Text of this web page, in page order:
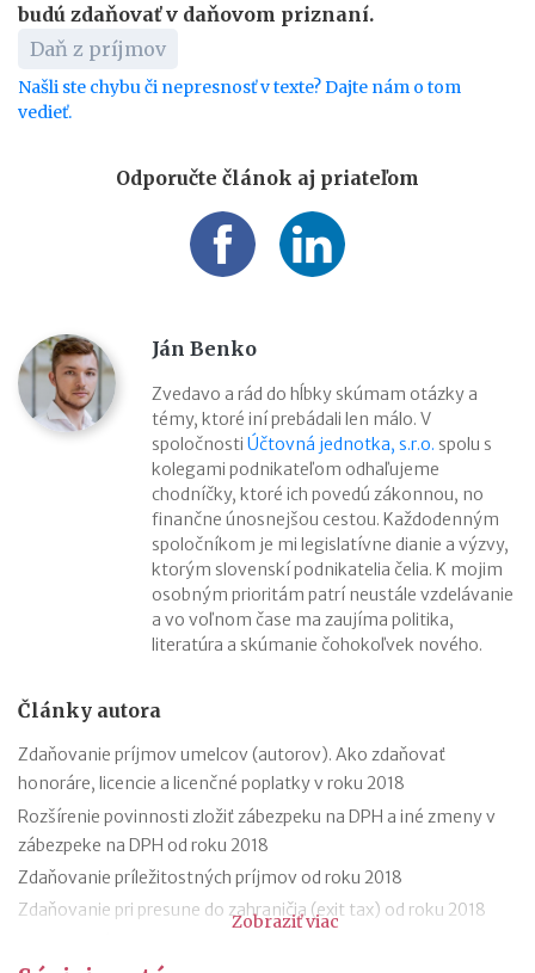
budú zdaňovať v daňovom priznaní.
Daň z príjmov
Našli ste chybu či nepresnosť v texte? Dajte nám o tom
vedieť.
Odporučte článok aj priateľom
Ján Benko
Zvedavo a rád do hĺbky skúmam otázky a
témy, ktoré iní prebádali len málo. V
spoločnosti Účtovná jednotka, s.r.o. spolu s
kolegami podnikateľom odhaľujeme
chodníčky, ktoré ich povedú zákonnou, no
finančne únosnejšou cestou. Každodenným
spoločníkom je mi legislatívne dianie a výzvy,
ktorým slovenskí podnikatelia čelia. K mojim
osobným prioritám patrí neustále vzdelávanie
a vo voľnom čase ma zaujíma politika,
literatúra a skúmanie čohokoľvek nového.
Články autora
Zdaňovanie príjmov umelcov (autorov). Ako zdaňovať
honoráre, licencie a licenčné poplatky v roku 2018
Rozšírenie povinnosti zložiť zábezpeku na DPH a iné zmeny v
zábezpeke na DPH od roku 2018
Zdaňovanie príležitostných príjmov od roku 2018
Zdaňovanie pri presune do zahraničia (exit tax) od roku 2018
Zobraziť viac